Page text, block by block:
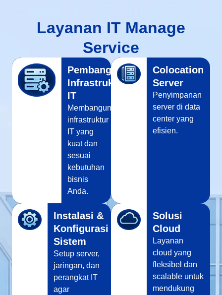
Layanan IT Manage
Service
Pembangunan
Infrastruktur
IT
Membangun
infrastruktur
IT yang
kuat dan
sesuai
kebutuhan
bisnis
Anda.
Colocation
Server
Penyimpanan
server di data
center yang
efisien.
Instalasi &
Konfigurasi
Sistem
Setup server,
jaringan, dan
perangkat IT
agar
Solusi
Cloud
Layanan
cloud yang
fleksibel dan
scalable untuk
mendukung